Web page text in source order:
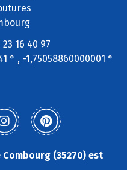
16 40 97
° , -1,75058860000001 °
(35270) est